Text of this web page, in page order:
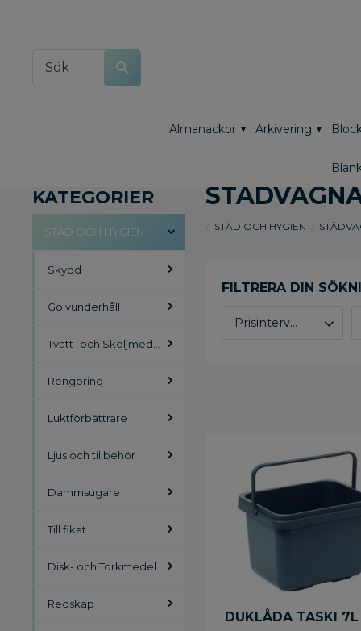
Almanackor Arkivering
STÄD OCH HYGIEN
Prisintervall
DUKLÅDA TASKI 7L
KATEGORIER
STÄD OCH HYGIEN
Skydd
Golvunderhåll
Tvätt- och Sköljmedel
Rengöring
Luktförbättrare
Ljus och tillbehör
Dammsugare
Till fikat
Disk- och Torkmedel
Redskap